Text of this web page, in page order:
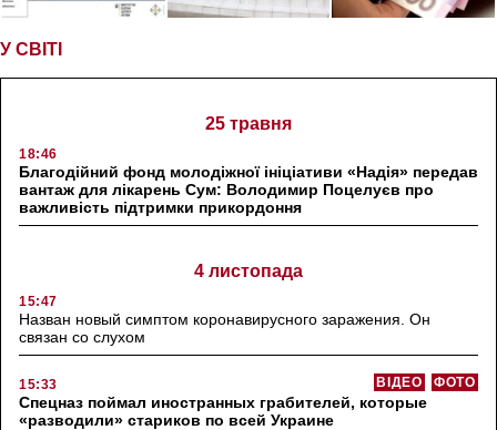
У СВІТІ
25 травня
18:46
Благодійний фонд молодіжної ініціативи «Надія» передав
вантаж для лікарень Сум: Володимир Поцелуєв про
важливість підтримки прикордоння
4 листопада
15:47
Назван новый симптом коронавирусного заражения. Он
связан со слухом
15:33 ФОТО
ВІДЕО
Спецназ поймал иностранных грабителей, которые
«разводили» стариков по всей Украине